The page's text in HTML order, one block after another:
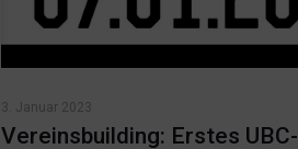
3. Januar 2023
Vereinsbuilding: Erstes UBC-